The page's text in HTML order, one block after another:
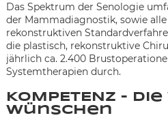
Das Spektrum der Senologie
der Mammadiagnostik, sowie
rekonstruktiven
die plastisch, rekonstruktive
jährlich ca. 2.400
Systemtherapien durch.
KOMPETENZ –
wünschen